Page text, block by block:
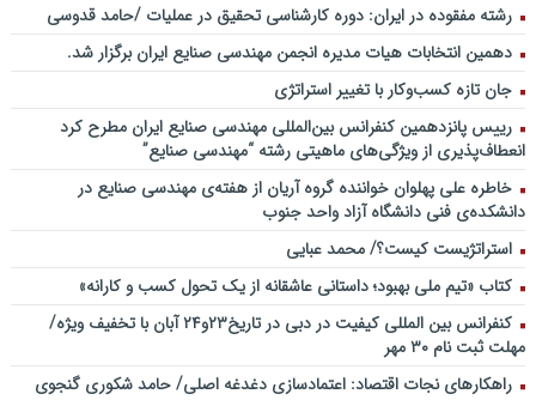
رشته مفقوده در ایران: دوره کارشناسی تحقیق در عملیات /حامد قدوسی
دهمین انتخابات هیات مدیره انجمن مهندسی صنایع ایران برگزار شد.
جان تازه کسب‌وکار با تغییر استراتژی
رییس پانزدهمین کنفرانس بین‌المللی مهندسی صنایع ایران مطرح کرد
انعطاف‌پذیری از ویژگی‌های ماهیتی رشته “مهندسی صنایع”
خاطره علی پهلوان خواننده گروه آریان از هفته‌ی مهندسی صنایع در
دانشکده‌ی فنی دانشگاه آزاد واحد جنوب
استراتژیست کیست؟‬/ محمد عبایی
کتاب «تیم ملی بهبود؛ داستانی عاشقانه از یک تحول کسب و کارانه»
کنفرانس بین المللی کیفیت در دبی در تاریخ۲۳و۲۴ آبان با تخفیف ویژه/
مهلت ثبت نام ۳۰ مهر
راهکارهای نجات اقتصاد: اعتمادسازی دغدغه اصلی/ حامد شکوری گنجوی